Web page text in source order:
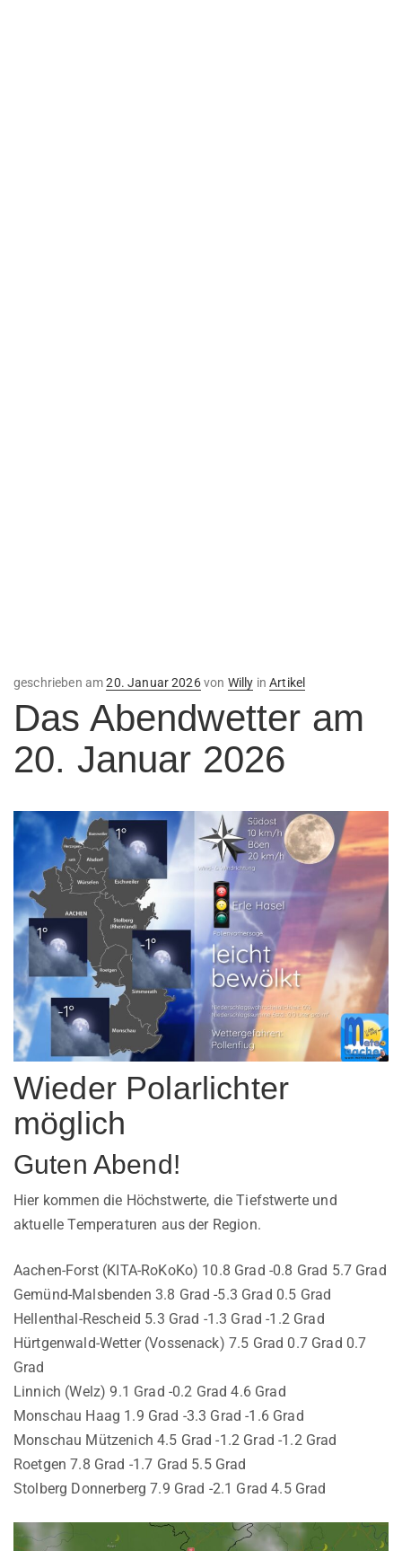
geschrieben amVeröffentlicht
am
20. Januar 2026von Willy inArtikel
Das Abendwetter am
20. Januar 2026
Wieder Polarlichter
möglich
Guten Abend!
Hier kommen die Höchstwerte, die Tiefstwerte und
aktuelle Temperaturen aus der Region.
Aachen-Forst (KITA-RoKoKo) 10.8 Grad -0.8 Grad 5.7 Grad
Gemünd-Malsbenden 3.8 Grad -5.3 Grad 0.5 Grad
Hellenthal-Rescheid 5.3 Grad -1.3 Grad -1.2 Grad
Hürtgenwald-Wetter (Vossenack) 7.5 Grad 0.7 Grad 0.7
Grad
Linnich (Welz) 9.1 Grad -0.2 Grad 4.6 Grad
Monschau Haag 1.9 Grad -3.3 Grad -1.6 Grad
Monschau Mützenich 4.5 Grad -1.2 Grad -1.2 Grad
Roetgen 7.8 Grad -1.7 Grad 5.5 Grad
Stolberg Donnerberg 7.9 Grad -2.1 Grad 4.5 Grad